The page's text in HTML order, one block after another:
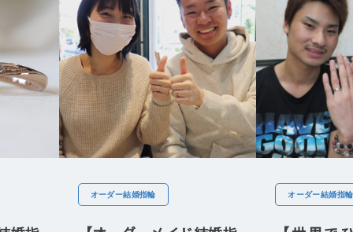
オーダー結婚指輪 オーダー結婚指輪